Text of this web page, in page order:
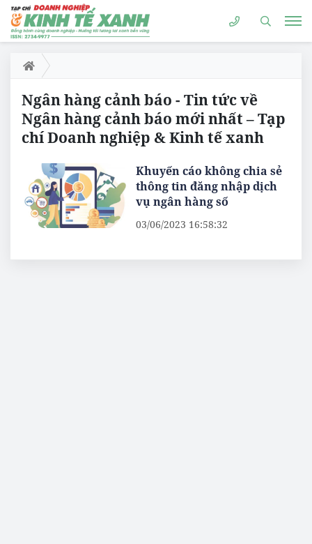
Ngân hàng cảnh báo - Tin tức về
Ngân hàng cảnh báo mới nhất – Tạp
chí Doanh nghiệp & Kinh tế xanh
Khuyến cáo không chia sẻ
thông tin đăng nhập dịch
vụ ngân hàng số
03/06/2023 16:58:32